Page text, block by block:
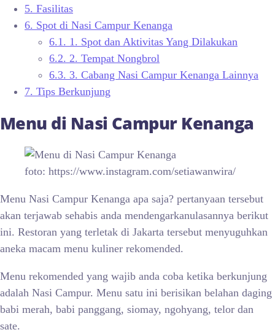
5. Fasilitas
6. Spot di Nasi Campur Kenanga
6.1. 1. Spot dan Aktivitas Yang Dilakukan
6.2. 2. Tempat Nongbrol
6.3. 3. Cabang Nasi Campur Kenanga Lainnya
7. Tips Berkunjung
Menu di Nasi Campur Kenanga
foto: https://www.instagram.com/setiawanwira/
Menu Nasi Campur Kenanga apa saja? pertanyaan tersebut
akan terjawab sehabis anda mendengarkanulasannya berikut
ini. Restoran yang terletak di Jakarta tersebut menyuguhkan
aneka macam menu kuliner rekomended.
Menu rekomended yang wajib anda coba ketika berkunjung
adalah Nasi Campur. Menu satu ini berisikan belahan daging
babi merah, babi panggang, siomay, ngohyang, telor dan
sate.